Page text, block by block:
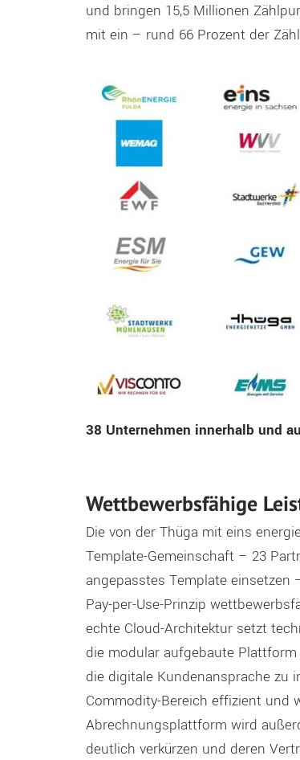
und bringen 15,5 Millionen
mit ein – rund 66 Prozent der
38 Unternehmen innerhalb und
Wettbewerbsfähige
Die von der Thüga mit eins
Template-Gemeinschaft – 23
angepasstes Template
Pay-per-Use-Prinzip
echte Cloud-Architektur setzt
die modular aufgebaute
die digitale Kundenansprache zu
Commodity-Bereich effizient und
Abrechnungsplattform wird
deutlich verkürzen und deren